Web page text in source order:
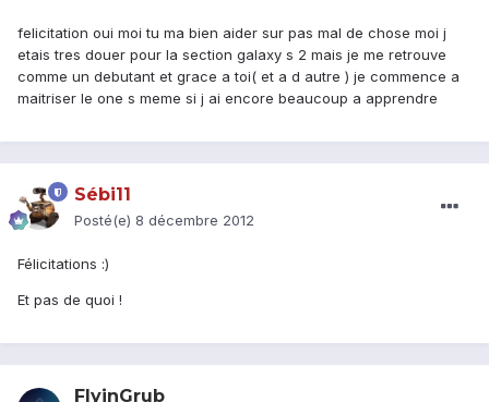
felicitation oui moi tu ma bien aider sur pas mal de chose moi j
etais tres douer pour la section galaxy s 2 mais je me retrouve
comme un debutant et grace a toi( et a d autre ) je commence a
maitriser le one s meme si j ai encore beaucoup a apprendre
Sébi11
Posté(e) 8 décembre 2012
Félicitations :)
Et pas de quoi !
FlyinGrub